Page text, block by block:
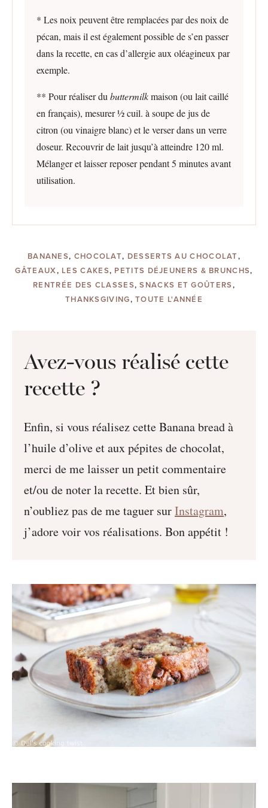
* Les noix peuvent être remplacées par des noix de
pécan, mais il est également possible de s’en passer
dans la recette, en cas d’allergie aux oléagineux par
exemple.
** Pour réaliser dubuttermilkmaison (ou lait caillé
en français), mesurer ½ cuil. à soupe de jus de
citron (ou vinaigre blanc) et le verser dans un verre
doseur. Recouvrir de lait jusqu’à atteindre 120 ml.
Mélanger et laisser reposer pendant 5 minutes avant
utilisation.
BANANES, CHOCOLAT, DESSERTS AU CHOCOLAT,
GÂTEAUX, LES CAKES, PETITS DÉJEUNERS & BRUNCHS,
RENTRÉE DES CLASSES,SNACKS ET GOÛTERS,
THANKSGIVING,TOUTE L'ANNÉE
Avez-vous réalisé cette
recette ?
Enfin, si vous réalisez cette Banana bread à
l’huile d’olive et aux pépites de chocolat,
merci de me laisser un petit commentaire
et/ou de noter la recette. Et bien sûr,
n’oubliez pas de me taguer surInstagram,
j’adore voir vos réalisations. Bon appétit !